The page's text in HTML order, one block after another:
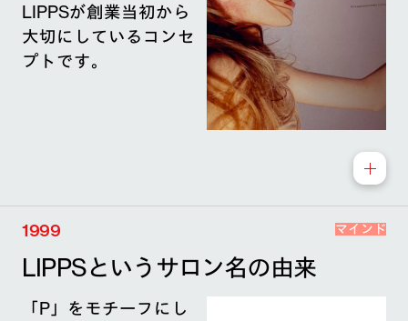
LIPPSが創業当初から
大切にしているコンセ
プトです。
1999 マインド
LIPPSというサロン名の由来
「P」をモチーフにし